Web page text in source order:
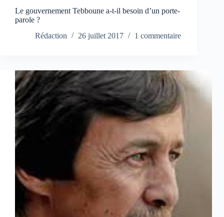
Le gouvernement Tebboune a-t-il besoin d’un porte-
parole ?
Rédaction
26 juillet 2017 1 commentaire